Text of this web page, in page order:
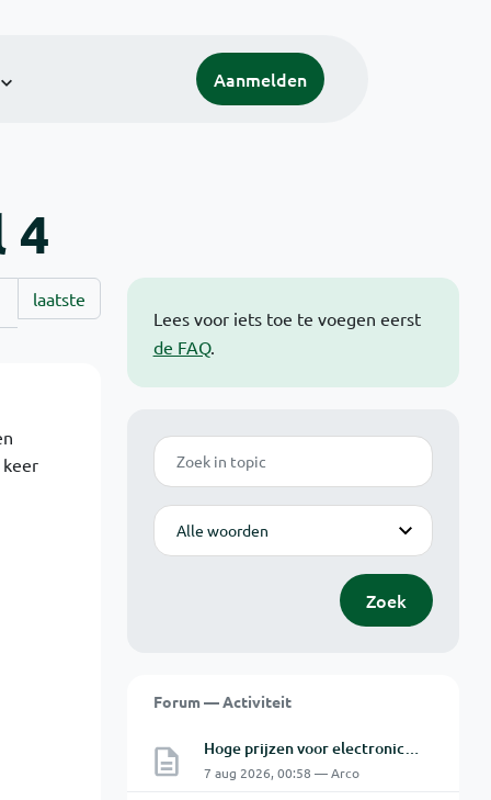
Aanmelden
4
Lees voor iets toe te voegen eerst
de FAQ.
Zoek
Modus
Zoek
Forum — Activiteit
Hoge prijzen voor electronica hobbyisten
7 aug 2026, 00:58 — Arco
laatste